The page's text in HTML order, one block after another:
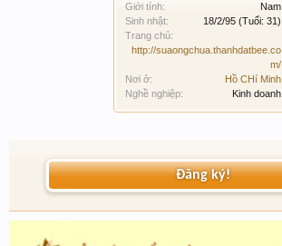
Giới tính:
Nam
Sinh nhật:
18/2/95 (Tuổi: 31)
Trang chủ:
http://suaongchua.thanhdatbee.co
m/
Nơi ở:
Hồ CHí Minh
Nghề nghiệp:
Kinh doanh
Đăng ký!